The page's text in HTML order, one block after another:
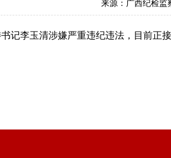
来源：广西纪检监
李玉清涉嫌严重违纪违法，目前正